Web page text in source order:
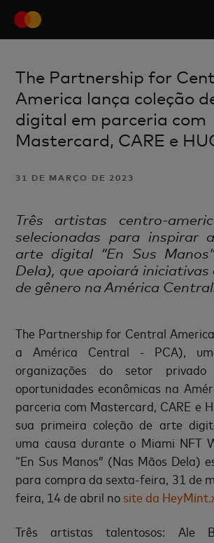
The Partnership for
America lança coleção
digital em parceria com
Mastercard, CARE e
31 DE MARÇO DE 2023
Três artistas centro-
selecionadas para inspirar
arte digital “En Sus
Dela), que apoiará iniciativas
de gênero na América
The Partnership for Central
a América Central - PCA),
organizações do setor privado
oportunidades econômicas na
parceria com Mastercard, CARE e
sua primeira coleção de arte
uma causa durante o Miami NFT
“En Sus Manos” (Nas Mãos Dela)
para compra da sexta-feira, 31 de
feira, 14 de abril no site da
Três artistas talentosos: Ale